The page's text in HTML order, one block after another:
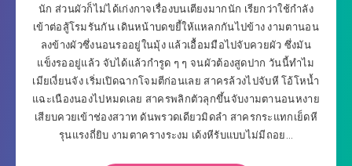
นัก ส่วนผัวก็ไม่ได้เก่งกาจเรื่องบนเตียงมากนัก เรียกว่าใช้กำลัง
เข้าต่อสู้โรมรันกัน เดินหน้าบดขยี้ให้แหลกกันไปข้าง งามตานอน
ลงข้างผัวซึ่งนอนรออยู่ในมุ้ง แล้วเอื้อมมือไปจับควยผัว ซึ่งมัน
แข็งรออยู่แล้ว จับได้แล้วกำรูด ๆ ๆ จนผัวต้องสูดปาก วันนี้ทำไม
เมียเงี่ยนจัง เริ่มเปิดฉากโจมตีก่อนเลย สาครล้วงไปจับหี โอ้โหน้ำ
แฉะเนืองนองไปหมดเลย สาครพลิกตัวลุกขึ้นจับงามตานอนหงาย
เสียบควยเข้าช่องสวาท ดันพรวดเดียวมิดลำ สาครกระแทกเย็ดหี
รุนแรงถี่ยิบ งามตาครางระงม เด้งหีรับแบบไม่มีถอย…